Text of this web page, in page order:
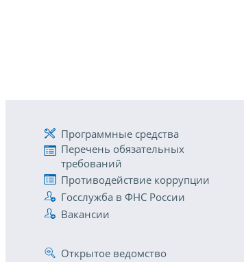
Программные средства
Перечень обязательных
требований
Противодействие коррупции
Госслужба в ФНС России
Вакансии
Открытое ведомство